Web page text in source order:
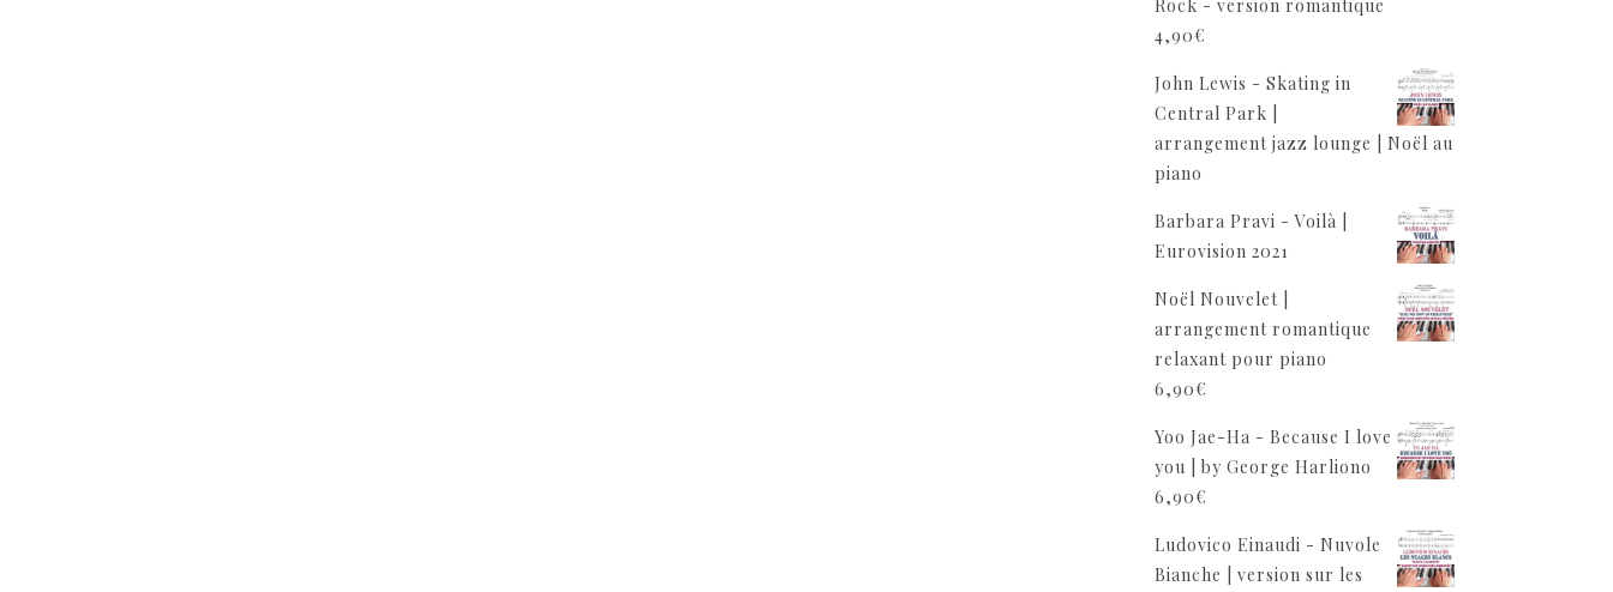
Rock - version romantique
4,90€
John Lewis - Skating in
Central Park |
arrangement jazz lounge | Noël au
piano
Barbara Pravi - Voilà |
Eurovision 2021
Noël Nouvelet |
arrangement romantique
relaxant pour piano
6,90€
Yoo Jae-Ha - Because I love
you | by George Harliono
6,90€
Ludovico Einaudi - Nuvole
Bianche | version sur les